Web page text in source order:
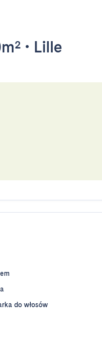
• Lille
do włosów